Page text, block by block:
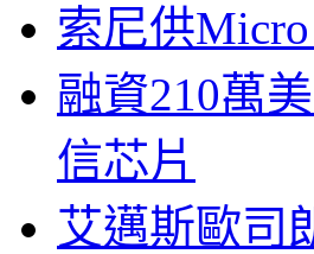
索尼供
融資210萬
信芯片
艾邁斯歐司